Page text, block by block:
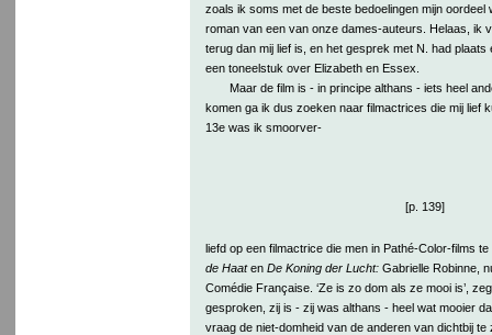
zoals ik soms met de beste bedoelingen mijn oordeel
roman van een van onze dames-auteurs. Helaas, ik
terug dan mij lief is, en het gesprek met N. had plaats
een toneelstuk over Elizabeth en Essex.
Maar de film is - in principe althans - iets heel
komen ga ik dus zoeken naar filmactrices die mij lief
13e was ik smoorver-
[p. 139]
liefd op een filmactrice die men in Pathé-Color-films
de Haaten De Koning der Lucht:Gabrielle Robinne,
Comédie Française. ‘Ze is zo dom als ze mooi is’,
gesproken, zij is - zij was althans - heel wat mooier
vraag de niet-domheid van de anderen van dichtbij te